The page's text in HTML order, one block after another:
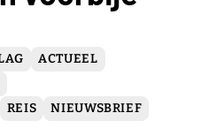
ACTUEEL
REIS NIEUWSBRIEF